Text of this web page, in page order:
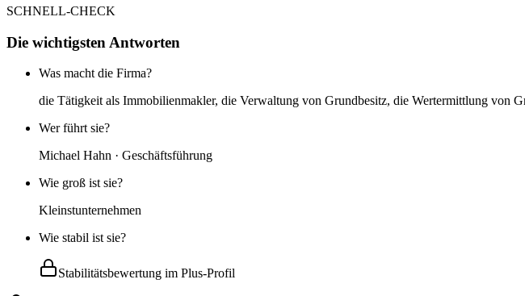
SCHNELL-CHECK
Die wichtigsten Antworten
Was macht die Firma?
die Tätigkeit als Immobilienmakler, die Verwaltung von Grundbesitz, die Wertermittlung von
Wer führt sie?
Michael Hahn · Geschäftsführung
Wie groß ist sie?
Kleinstunternehmen
Wie stabil ist sie?
Stabilitätsbewertung im Plus-Profil